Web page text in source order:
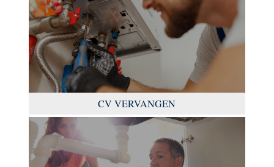
CV VERVANGEN